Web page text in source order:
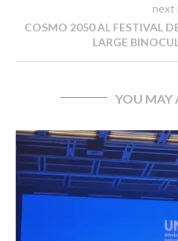
next
COSMO 2050 AL FESTIVAL
LARGE
YOU MAY